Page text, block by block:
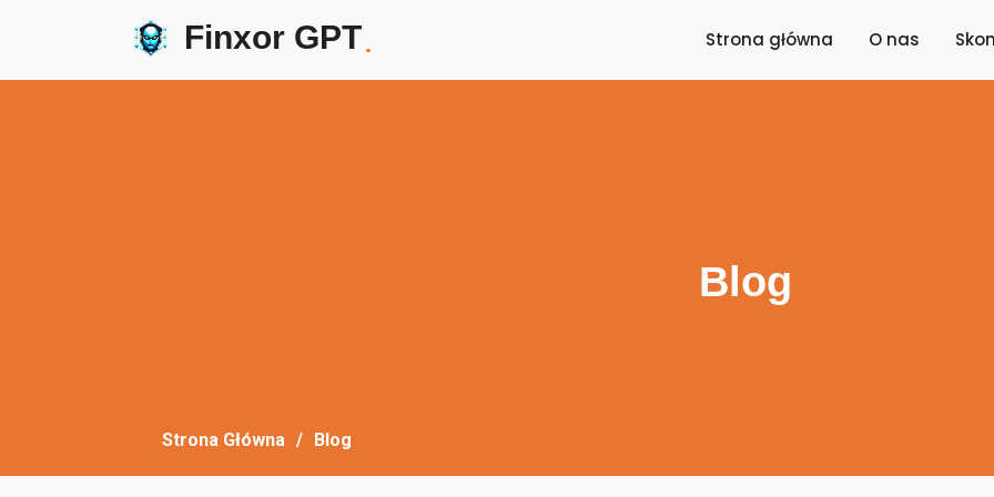
Finxor GPT. Strona główna O nas
Blog
Strona Główna Blog